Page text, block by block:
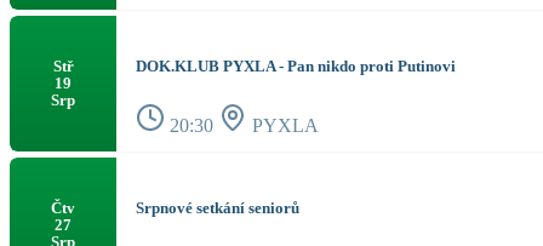
Stř
19
Srp
DOK.KLUB PYXLA - Pan nikdo proti Putinovi
20:30 PYXLA
Čtv
27
Srp
Srpnové setkání seniorů